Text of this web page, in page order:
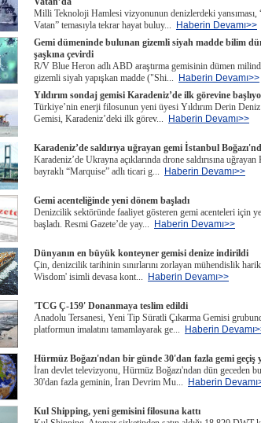
Milli Teknoloji Hamlesi vizyonunun denizlerdeki yansıması,
Vatan” temasıyla tekrar hayat buluy...
Haberin Devamı>>
Gemi dümeninde bulunan gizemli siyah madde bilim
şaşkına çevirdi
R/V Blue Heron adlı ABD araştırma gemisinin dümen
gizemli siyah yapışkan madde ("Shi...
Haberin Devamı>>
Yıldırım sondaj gemisi Karadeniz’de ilk görevine
Türkiye’nin enerji filosunun yeni üyesi Yıldırım Derin
Gemisi, Karadeniz’deki ilk görev...
Haberin Devamı>>
Karadeniz’de saldırıya uğrayan gemi İstanbul
Karadeniz’de Ukrayna açıklarında drone saldırısına
bayraklı “Marquise” adlı ticari g...
Haberin Devamı>>
Gemi acenteliğinde yeni dönem başladı
Denizcilik sektöründe faaliyet gösteren gemi acenteleri için
başladı. Resmi Gazete’de yay...
Haberin Devamı>>
Dünyanın en büyük konteyner gemisi denize indirildi
Çin, denizcilik tarihinin sınırlarını zorlayan mühendislik
Wisdom' isimli devasa kont...
Haberin Devamı>>
'TCG Ç-159' Donanmaya teslim edildi
Anadolu Tersanesi, Yeni Tip Süratli Çıkarma Gemisi
platformun imalatını tamamlayarak ge...
Haberin
Hürmüz Boğazı'ndan bir günde 30'dan fazla gemi geçiş
İran devlet televizyonu, Hürmüz Boğazı'ndan dün geceden
30'dan fazla geminin, İran Devrim Mu...
Haberin
Kul Shipping, yeni gemisini filosuna kattı